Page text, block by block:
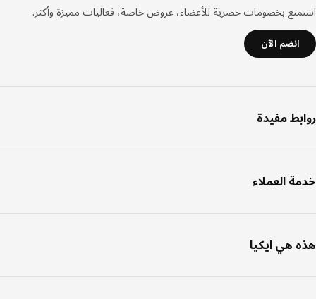
بخصومات حصرية للأعضاء، عروض خاصة، فعاليات مميزة وأكثر.
انضم الآن
مفيدة
العملاء
هي ايكيا